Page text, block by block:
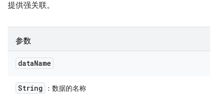
提供强关联。
参数
dataName
String ：数据的名称